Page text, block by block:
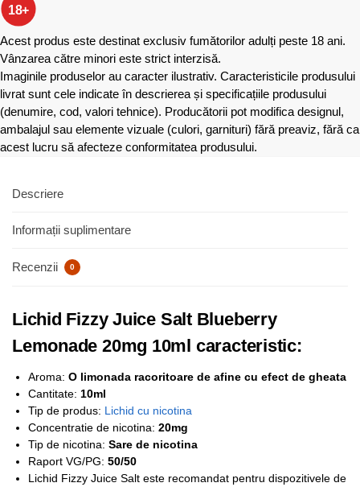
18+
Acest produs este destinat exclusiv fumătorilor adulți peste 18 ani.
Vânzarea către minori este strict interzisă.
Imaginile produselor au caracter ilustrativ. Caracteristicile produsului
livrat sunt cele indicate în descrierea și specificațiile produsului
(denumire, cod, valori tehnice). Producătorii pot modifica designul,
ambalajul sau elemente vizuale (culori, garnituri) fără preaviz, fără ca
acest lucru să afecteze conformitatea produsului.
Descriere
Informații suplimentare
Recenzii 0
Lichid Fizzy Juice Salt Blueberry
Lemonade 20mg 10ml caracteristic:
Aroma: O limonada racoritoare de afine cu efect de gheata
Cantitate: 10ml
Tip de produs: Lichid cu nicotina
Concentratie de nicotina: 20mg
Tip de nicotina: Sare de nicotina
Raport VG/PG: 50/50
Lichid Fizzy Juice Salt este recomandat pentru dispozitivele de